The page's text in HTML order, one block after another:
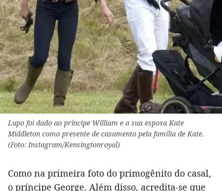
Lupo foi dado ao príncipe William e a sua esposa Kate
Middleton como presente de casamento pela família de Kate.
(Foto: Instagram/Kensingtonroyal)
Como na primeira foto do primogênito do casal,
o príncipe George. Além disso, acredita-se que